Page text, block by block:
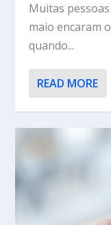
Muitas
maio encaram
quando...
READ MORE